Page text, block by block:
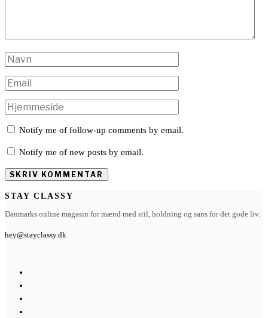
Notify me of follow-up comments by email.
Notify me of new posts by email.
STAY CLASSY
Danmarks online magasin for mænd med stil, holdning og sans for det gode liv.
hey@stayclassy.dk